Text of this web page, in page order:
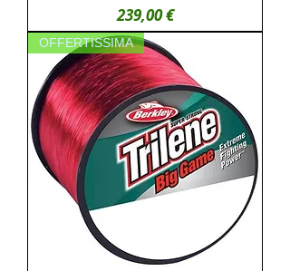
Prezzo
239,00 €
OFFERTISSIMA